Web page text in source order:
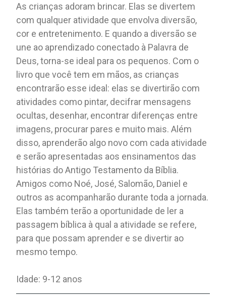
As crianças adoram brincar. Elas se divertem
com qualquer atividade que envolva diversão,
cor e entretenimento. E quando a diversão se
une ao aprendizado conectado à Palavra de
Deus, torna-se ideal para os pequenos. Com o
livro que você tem em mãos, as crianças
encontrarão esse ideal: elas se divertirão com
atividades como pintar, decifrar mensagens
ocultas, desenhar, encontrar diferenças entre
imagens, procurar pares e muito mais. Além
disso, aprenderão algo novo com cada atividade
e serão apresentadas aos ensinamentos das
histórias do Antigo Testamento da Bíblia.
Amigos como Noé, José, Salomão, Daniel e
outros as acompanharão durante toda a jornada.
Elas também terão a oportunidade de ler a
passagem bíblica à qual a atividade se refere,
para que possam aprender e se divertir ao
mesmo tempo.
Idade: 9-12 anos